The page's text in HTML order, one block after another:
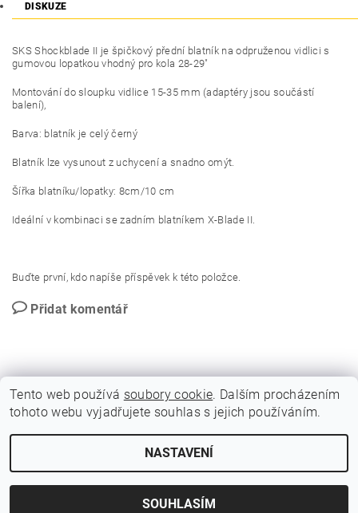
DISKUZE
SKS Shockblade II je špičkový přední blatník na odpruženou vidlici s
gumovou lopatkou vhodný pro kola 28-29"
Montování do sloupku vidlice 15-35 mm (adaptéry jsou součástí
balení),
Barva: blatník je celý černý
Blatník lze vysunout z uchycení a snadno omýt.
Šířka blatníku/lopatky: 8cm/10 cm
Ideální v kombinaci se zadním blatníkem X-Blade II.
Buďte první, kdo napíše příspěvek k této položce.
Přidat komentář
2026 © BLITZ FLITZ ski and bike, všechna práva vyhrazena
Vytvořil Shoptet
Tento web používá soubory cookie. Dalším procházením
tohoto webu vyjadřujete souhlas s jejich používáním.
NASTAVENÍ
SOUHLASÍM